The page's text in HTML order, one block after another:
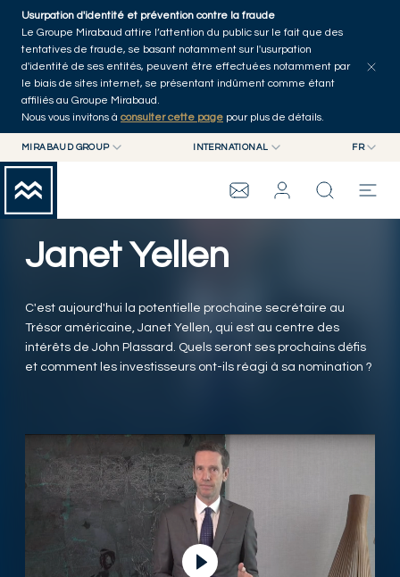
Skip to main content
Usurpation d'identité et prévention contre la fraude
Le Groupe Mirabaud attire l’attention du public sur le fait que des
tentatives de fraude, se basant notamment sur l'usurpation
d'identité de ses entités, peuvent être effectuées notamment par
le biais de sites internet, se présentant indûment comme étant
affiliés au Groupe Mirabaud.
Nous vous invitons à consulter cette page pour plus de détails.
MIRABAUD GROUP
MIRABAUD ASSET MANAGEMENT
MIRABAUD INVESTMENTS
INTERNATIONAL FR
FR
DE
GROUPE MIRABAUD
THE VIEW
SERVICES
Accueil
Tous les articles
Janet Yellen
C'est aujourd'hui la potentielle prochaine secrétaire au
Trésor américaine, Janet Yellen, qui est au centre des
intérêts de John Plassard. Quels seront ses prochains défis
et comment les investisseurs ont-ils réagi à sa nomination ?